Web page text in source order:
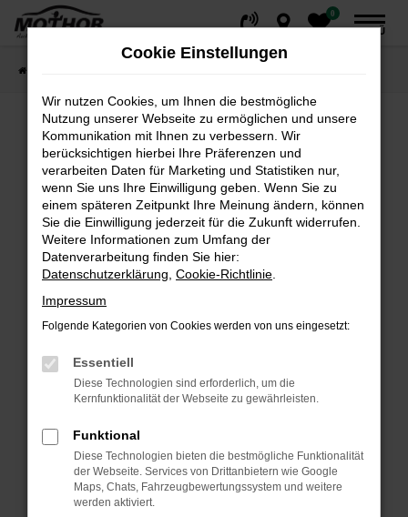
Zum
0
MENÜ
Fehler: Network Error
Beim Laden ist ein Fehler aufgetreten.
Hier sind ein paar Tipps, die dir helfen können:
Überprüfe deine Firewall und deine
Internetverbindung.
Suchmaschine?
Manche Erweiterungen, wie Werbeblocker,
können das Laden bestimmter Seiten
verhindern. Funktioniert die Seite in einem
Fenster?
Starte dein Gerät neu.
Das kann manchmal helfen, vorübergehende
Probleme zu beheben.
Cookie Einstellungen
Wir nutzen Cookies, um Ihnen die bestmögliche
Nutzung unserer Webseite zu ermöglichen und unsere
Kommunikation mit Ihnen zu verbessern. Wir
berücksichtigen hierbei Ihre Präferenzen und
verarbeiten Daten für Marketing und Statistiken nur,
wenn Sie uns Ihre Einwilligung geben. Wenn Sie zu
einem späteren Zeitpunkt Ihre Meinung ändern, können
Sie die Einwilligung jederzeit für die Zukunft widerrufen.
Weitere Informationen zum Umfang der
Datenverarbeitung finden Sie hier:
Datenschutzerklärung Cookie-Richtlinie
Impressum
Folgende Kategorien von Cookies werden von uns eingesetzt:
Essentiell
Diese Technologien sind erforderlich, um die
Kernfunktionalität der Webseite zu gewährleisten.
Funktional
Diese Technologien bieten die bestmögliche Funktionalität
der Webseite. Services von Drittanbietern wie Google
Maps, Chats, Fahrzeugbewertungssystem und weitere
werden aktiviert.